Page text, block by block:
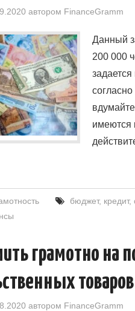
автором FinanceGramm
Данный
200 000
имеются
бюджет, кредит,
грамотно на
товаров
автором FinanceGramm